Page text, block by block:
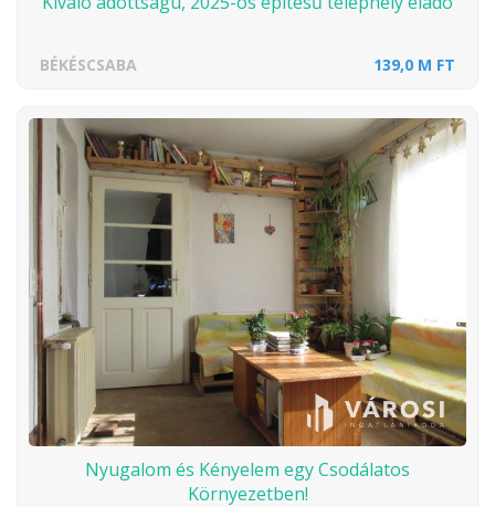
BÉKÉSCSABA 139,0 M FT
Nyugalom és Kényelem egy Csodálatos
Környezetben!